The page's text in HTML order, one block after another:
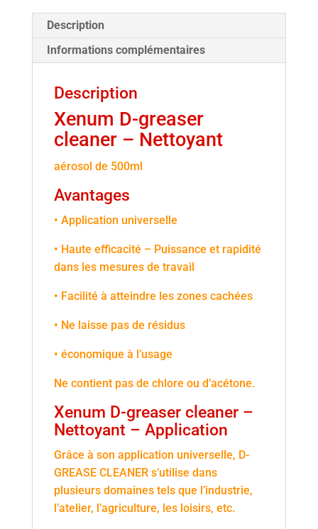
Description
Informations complémentaires
Description
Xenum D-greaser
cleaner – Nettoyant
aérosol de 500ml
Avantages
• Application universelle
• Haute efficacité – Puissance et rapidité
dans les mesures de travail
• Facilité à atteindre les zones cachées
• Ne laisse pas de résidus
• économique à l’usage
Ne contient pas de chlore ou d’acétone.
Xenum D-greaser cleaner –
Nettoyant – Application
Grâce à son application universelle, D-
GREASE CLEANER s’utilise dans
plusieurs domaines tels que l’industrie,
l’atelier, l’agriculture, les loisirs, etc.